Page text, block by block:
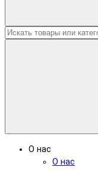
О нас
О нас